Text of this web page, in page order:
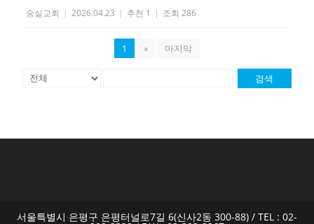
숭실교회 | 2026.04.23 | 추천 1 | 조회 286
1 » 마지막
검색
서울특별시 은평구 은평터널로7길 6(신사2동 300-88) / TEL : 02-